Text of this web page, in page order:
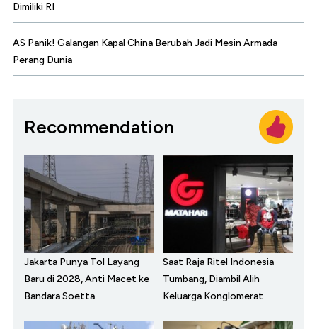
Dimiliki RI
AS Panik! Galangan Kapal China Berubah Jadi Mesin Armada
Perang Dunia
Recommendation
Jakarta Punya Tol Layang
Baru di 2028, Anti Macet ke
Bandara Soetta
Saat Raja Ritel Indonesia
Tumbang, Diambil Alih
Keluarga Konglomerat